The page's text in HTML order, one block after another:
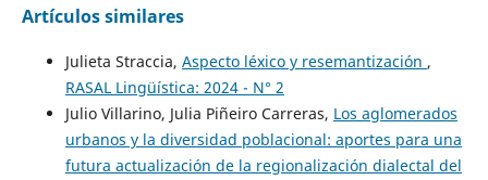
Artículos similares
Julieta Straccia, Aspecto léxico y resemantización ,
RASAL Lingüística: 2024 - N° 2
Julio Villarino, Julia Piñeiro Carreras, Los aglomerados
urbanos y la diversidad poblacional: aportes para una
futura actualización de la regionalización dialectal del